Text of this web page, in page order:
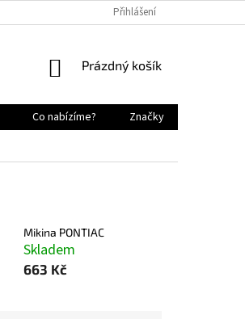
NEJČASTĚJŠÍ DOTAZY
Přihlášení
NÁKUPNÍ
Prázdný košík
Co nabízíme?
Značky
Mikina PONTIAC
Skladem
663 Kč